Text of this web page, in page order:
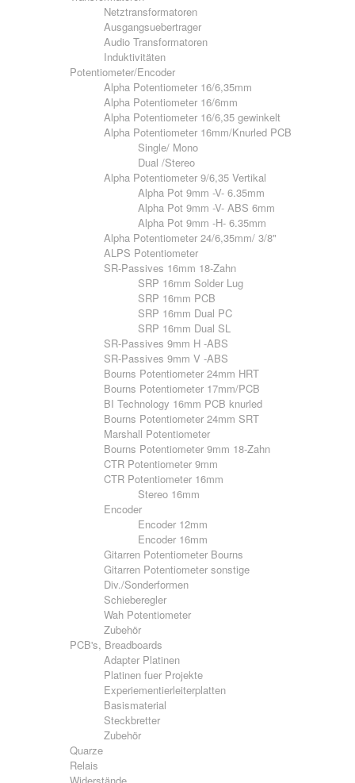
Netztransformatoren
Ausgangsuebertrager
Audio Transformatoren
Induktivitäten
Potentiometer/Encoder
Alpha Potentiometer 16/6,35mm
Alpha Potentiometer 16/6mm
Alpha Potentiometer 16/6,35 gewinkelt
Alpha Potentiometer 16mm/Knurled PCB
Single/ Mono
Dual /Stereo
Alpha Potentiometer 9/6,35 Vertikal
Alpha Pot 9mm -V- 6.35mm
Alpha Pot 9mm -V- ABS 6mm
Alpha Pot 9mm -H- 6.35mm
Alpha Potentiometer 24/6,35mm/ 3/8"
ALPS Potentiometer
SR-Passives 16mm 18-Zahn
SRP 16mm Solder Lug
SRP 16mm PCB
SRP 16mm Dual PC
SRP 16mm Dual SL
SR-Passives 9mm H -ABS
SR-Passives 9mm V -ABS
Bourns Potentiometer 24mm HRT
Bourns Potentiometer 17mm/PCB
BI Technology 16mm PCB knurled
Bourns Potentiometer 24mm SRT
Marshall Potentiometer
Bourns Potentiometer 9mm 18-Zahn
CTR Potentiometer 9mm
CTR Potentiometer 16mm
Stereo 16mm
Encoder
Encoder 12mm
Encoder 16mm
Gitarren Potentiometer Bourns
Gitarren Potentiometer sonstige
Div./Sonderformen
Schieberegler
Wah Potentiometer
Zubehör
PCB's, Breadboards
Adapter Platinen
Platinen fuer Projekte
Experiementierleiterplatten
Basismaterial
Steckbretter
Zubehör
Quarze
Relais